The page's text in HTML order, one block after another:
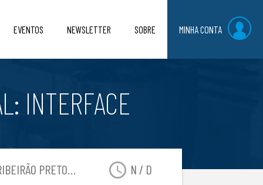
EVENTOS NEWSLETTER SOBRE MINHA CONTA
INTERFACE
access_time N / D
PRETO-SP